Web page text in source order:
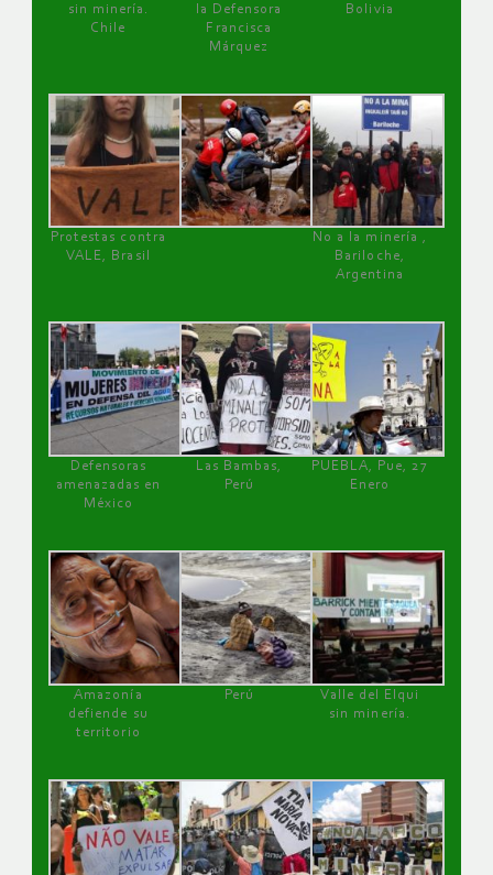
sin minería.
Chile
la Defensora
Francisca
Márquez
Bolivia
Protestas contra
VALE, Brasil
No a la minería ,
Bariloche,
Argentina
Defensoras
amenazadas en
México
Las Bambas,
Perú
PUEBLA, Pue, 27
Enero
Amazonía
defiende su
territorio
Perú
Valle del Elqui
sin minería.